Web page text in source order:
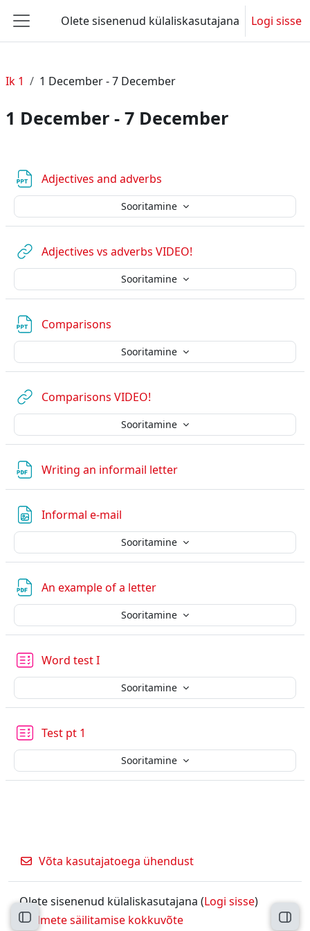
Küljepaneel
Olete sisenenud külaliskasutajana Logi sisse
Ava kursuse sisukord Ava
Ik 1 1 December - 7 December
1 December - 7 December
Adjectives and adverbs
Sooritamine
Adjectives vs adverbs VIDEO!
Sooritamine
Comparisons
Sooritamine
Comparisons VIDEO!
Sooritamine
Writing an informail letter
Informal e-mail
Sooritamine
An example of a letter
Sooritamine
Word test I
Sooritamine
Test pt 1
Sooritamine
Võta kasutajatoega ühendust
Olete sisenenud külaliskasutajana (Logi sisse)
Andmete säilitamise kokkuvõte